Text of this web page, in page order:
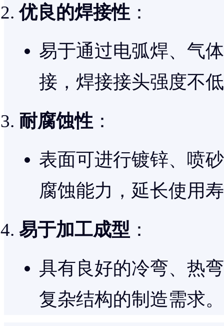
优良的焊接性 ：
易于通过电弧焊、气
接，焊接接头强度不
耐腐蚀性 ：
表面可进行镀锌、喷
腐蚀能力，延长使用
易于加工成型 ：
具有良好的冷弯、热
复杂结构的制造需求。